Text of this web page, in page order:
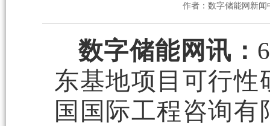
作者：数字储能网新闻
数字储能网讯：
东基地项目可行
国国际工程咨询